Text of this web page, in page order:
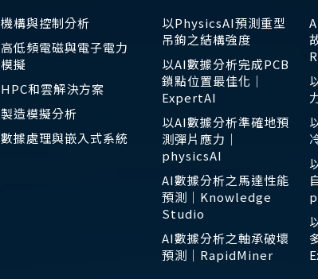
機構與控制分析
高低頻電磁與電子電力
模擬
HPC和雲解決方案
製造模擬分析
數據處理與嵌入式系統
以PhysicsAI預測重型
吊鉤之結構強度
以AI數據分析完成PCB
鎖點位置最佳化｜
ExpertAI
以AI數據分析準確地預
測彈片應力｜
physicsAI
AI數據分析之馬達性能
預測｜Knowledge
Studio
AI數據分析之軸承破壞
預測｜RapidMiner